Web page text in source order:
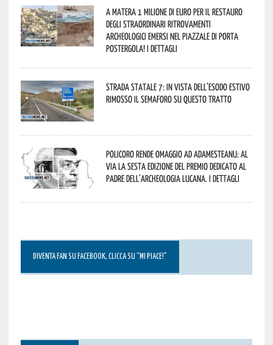
A Matera 1 milione di euro per il restauro
degli straordinari ritrovamenti
archeologici emersi nel piazzale di Porta
Postergola! I dettagli
Strada statale 7: in vista dell’esodo estivo
rimosso il semaforo su questo tratto
Policoro rende omaggio ad Adamesteanu: al
via la sesta edizione del Premio dedicato al
padre dell’archeologia lucana. I dettagli
DIVENTA FAN SU FACEBOOK, CLICCA SU “MI PIACE!”